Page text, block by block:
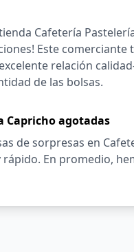
Cafetería
Este comerciante
relación
de las bolsas.
Capricho agotadas
de sorpresas en
En promedio,